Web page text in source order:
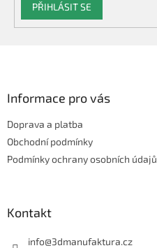
PŘIHLÁSIT SE
Informace pro vás
Doprava a platba
Obchodní podmínky
Podmínky ochrany osobních údajů
Kontakt
info@3dmanufaktura.cz